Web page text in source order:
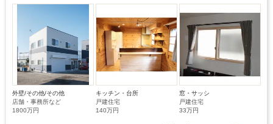
外壁/その他/その他
店舗・事務所など
1800万円
キッチン・台所
戸建住宅
140万円
窓・サッシ
戸建住宅
33万円